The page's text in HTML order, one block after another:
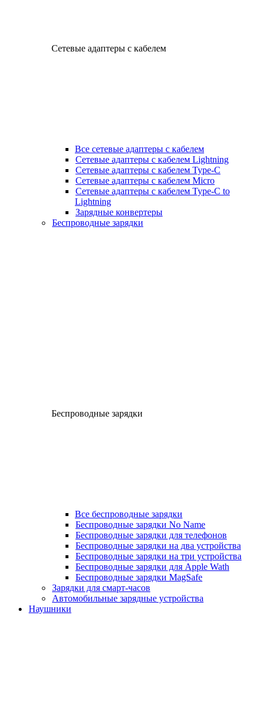
Сетевые адаптеры с кабелем
Все сетевые адаптеры с кабелем
Сетевые адаптеры с кабелем Lightning
Сетевые адаптеры с кабелем Type-C
Сетевые адаптеры с кабелем Micro
Сетевые адаптеры с кабелем Type-C to
Lightning
Зарядные конвертеры
Беспроводные зарядки
Беспроводные зарядки
Все беспроводные зарядки
Беспроводные зарядки No Name
Беспроводные зарядки для телефонов
Беспроводные зарядки на два устройства
Беспроводные зарядки на три устройства
Беспроводные зарядки для Apple Wath
Беспроводные зарядки MagSafe
Зарядки для смарт-часов
Автомобильные зарядные устройства
Наушники